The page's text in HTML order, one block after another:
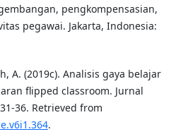
pengkompensasian,
pegawai. Jakarta, Indonesia:
A. (2019c). Analisis gaya belajar
flipped classroom. Jurnal
36. Retrieved from
.